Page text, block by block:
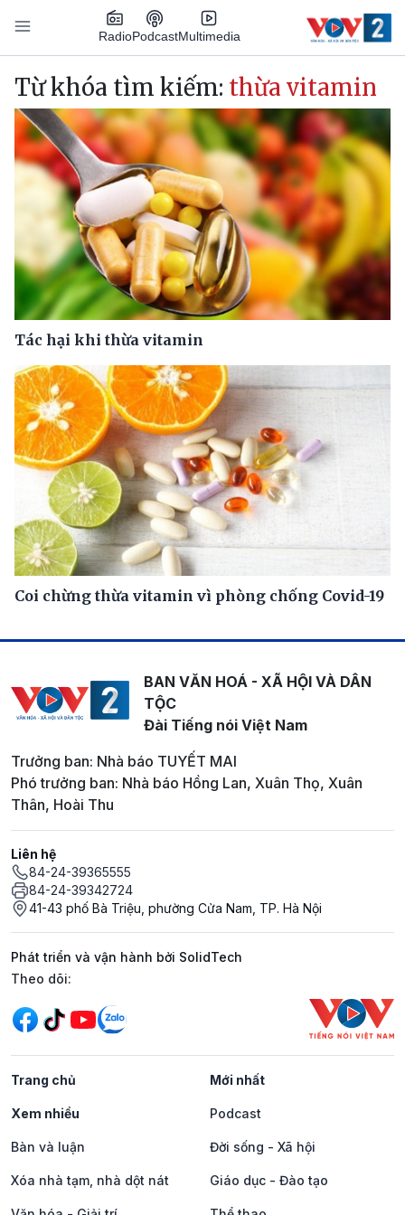
Nhảy đến nội dung
RadioPodcastMultimedia
Main navigation
Từ khóa tìm kiếm: thừa vitamin
Tác hại khi thừa vitamin
Coi chừng thừa vitamin vì phòng chống Covid-19
BAN VĂN HOÁ - XÃ HỘI VÀ DÂN
TỘC
Đài Tiếng nói Việt Nam
Trưởng ban: Nhà báo TUYẾT MAI
Phó trưởng ban: Nhà báo Hồng Lan, Xuân Thọ, Xuân
Thân, Hoài Thu
Liên hệ
84-24-39365555
84-24-39342724
41-43 phố Bà Triệu, phường Cửa Nam, TP. Hà Nội
Phát triển và vận hành bởi SolidTech
Mạng xã hội
Theo dõi:
Trang chủ Mới nhất
Xem nhiều Podcast
Bàn và luận Đời sống - Xã hội
Xóa nhà tạm, nhà dột nát Giáo dục - Đào tạo